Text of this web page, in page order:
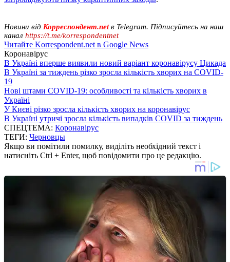
Новини від Корреспондент.netв Telegram. Підписуйтесь на наш
канал https://t.me/korrespondentnet
Читайте Korrespondent.net в Google News
Коронавірус
В Україні вперше виявили новий варіант коронавірусу Цикада
В Україні за тиждень різко зросла кількість хворих на COVID-
19
Нові штами COVID-19: особливості та кількість хворих в
Україні
У Києві різко зросла кількість хворих на коронавірус
В Україні утричі зросла кількість випадків COVID за тиждень
СПЕЦТЕМА: Коронавірус
ТЕГИ: Черновцы
Якщо ви помітили помилку, виділіть необхідний текст і
натисніть Ctrl + Enter, щоб повідомити про це редакцію.